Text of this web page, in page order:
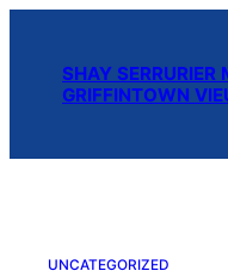
contentSHAY
GRIFFINTOWN
UNCATEGORIZED